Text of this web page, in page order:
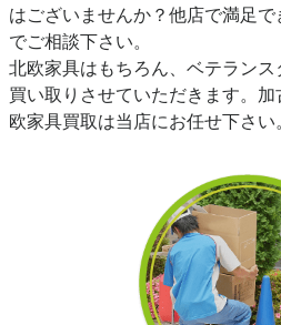
はございませんか？他店で満足
でご相談下さい。
北欧家具はもちろん、ベテラン
買い取りさせていただきます。
欧家具買取は当店にお任せ下さい。